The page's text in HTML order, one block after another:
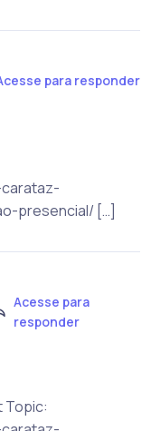
para responder
presencial/ […]
Acesse para
responder
Topic: